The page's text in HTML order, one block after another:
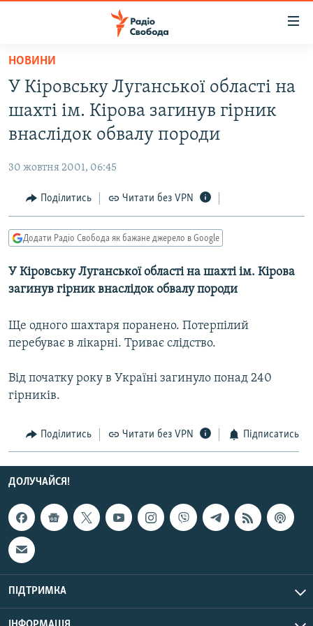
Перейти
основного
матеріалу
до
основної
Перейти
до
пошуку
ВСЕ ЗА ДОБУ
СУСПІЛЬСТВО
УКРАЇНА
РОСІЙСЬКА «ФІЛЬТРАЦІЯ»
ДОНБАС.РЕАЛІЇ
ТИ ЯК?
СХЕМИ
КИТАЙ.ВИКЛИКИ
МУЛЬТИМЕДІА
ФОТО
СПЕЦПРОЄКТИ
ПОДКАСТИ
КРИМ РЕАЛІЇ
УКР
КТАТ
ДОЛУЧАЙСЯ!
НОВИНИ
У Кіровську Луганської області на
шахті ім. Кірова загинув гірник
внаслідок обвалу породи
30 жовтня 2001, 06:45
Поділитись Читати без VPN
Додати Радіо Свобода як бажане джерело в Google
У Кіровську Луганської області на шахті ім. Кірова
загинув гірник внаслідок обвалу породи
Ще одного шахтаря поранено. Потерпілий
перебуває в лікарні. Триває слідство.
Від початку року в Україні загинуло понад 240
гірників.
Поділитись Читати без VPN Підписатись
ДОЛУЧАЙСЯ!
ПІДТРИМКА